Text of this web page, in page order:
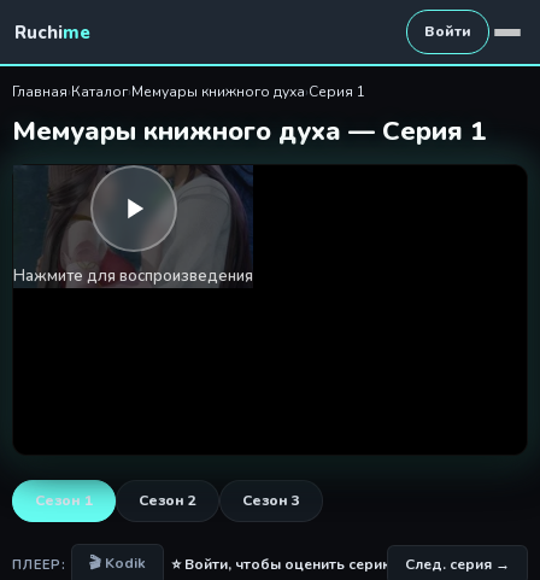
Мемуары книжного духа —
Ruchime Войти
Главная›Каталог›Мемуары книжного духа›Серия 1
Мемуары книжного духа — Серия 1
Сезон 1 Сезон 2 Сезон 3
Нажмите для воспроизведения
ПЛЕЕР: 🎬 Kodik ⭐ Войти, чтобы оценить серию След. серия →